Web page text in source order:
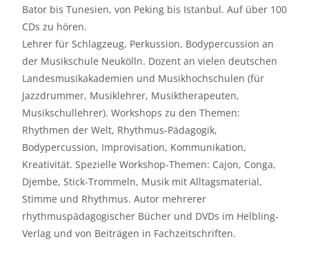
Bator bis Tunesien, von Peking bis Istanbul. Auf über 100
CDs zu hören.
Lehrer für Schlagzeug, Perkussion, Bodypercussion an
der Musikschule Neukölln. Dozent an vielen deutschen
Landesmusikakademien und Musikhochschulen (für
Jazzdrummer, Musiklehrer, Musiktherapeuten,
Musikschullehrer). Workshops zu den Themen:
Rhythmen der Welt, Rhythmus-Pädagogik,
Bodypercussion, Improvisation, Kommunikation,
Kreativität. Spezielle Workshop-Themen: Cajon, Conga,
Djembe, Stick-Trommeln, Musik mit Alltagsmaterial,
Stimme und Rhythmus. Autor mehrerer
rhythmuspädagogischer Bücher und DVDs im Helbling-
Verlag und von Beiträgen in Fachzeitschriften.